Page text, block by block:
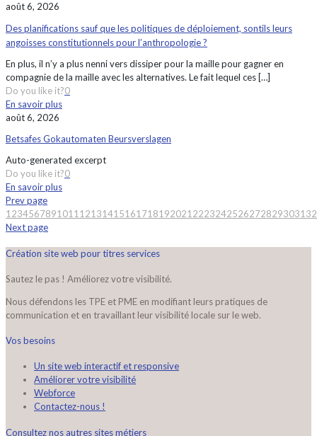
août 6, 2026
Des planifications sauf que les politiques de déploiement, sontils leurs
angoisses constitutionnels pour l’anthropologie ?
En plus, il n’y a plus nenni vers dissiper pour la maille pour gagner en
compagnie de la maille avec les alternatives. Le fait lequel ces […]
Do you like it?0
En savoir plus
août 6, 2026
Betsafes Gokautomaten Beursverslagen
Auto-generated excerpt
Do you like it?0
En savoir plus
Prev page
1234567891011121314151617181920212223242526272829303132
Next page
Création site web pour titres services
Sautez le pas ! Améliorez votre visibilité.
Nous défendons les TPE et PME en modifiant leurs pratiques de
communication et en travaillant leur visibilité locale sur le web.
Vos besoins
Un site web interactif et responsive
Améliorer votre visibilité
Webforce
Contactez-nous !
Consultez nos autres sites métiers